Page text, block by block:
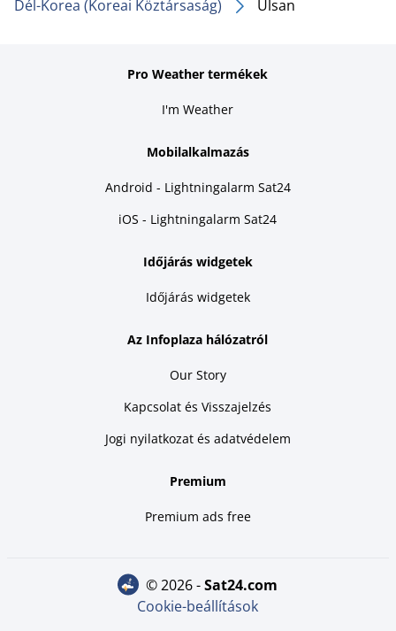
Dél-Korea (Koreai Köztársaság)
Ulsan
Pro Weather termékek
I'm Weather
Mobilalkalmazás
Android - Lightningalarm Sat24
iOS - Lightningalarm Sat24
Időjárás widgetek
Időjárás widgetek
Az Infoplaza hálózatról
Our Story
Kapcsolat és Visszajelzés
Jogi nyilatkozat és adatvédelem
Premium
Premium ads free
© 2026 - sat24.com
Cookie-beállítások